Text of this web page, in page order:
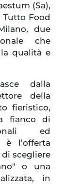
(Sa),
Food
due
che
qualità e
dalla
della
fieristico,
fianco di
ed
l’offerta
scegliere
o una
in